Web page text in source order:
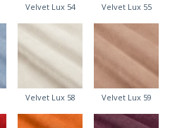
Velvet Lux 54 Velvet Lux 55
Velvet Lux 58 Velvet Lux 59